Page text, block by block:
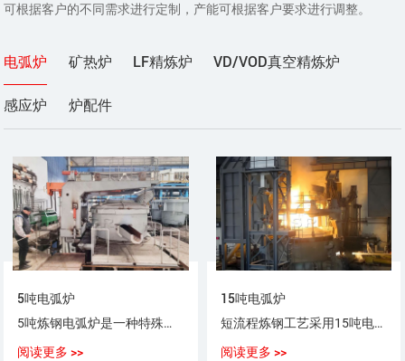
可根据客户的不同需求进行定制，产能可根据客户要求进行调整。
电弧炉 矿热炉 LF精炼炉 VD/VOD真空精炼炉
感应炉 炉配件
5吨电弧炉
5吨炼钢电弧炉是一种特殊用途以电弧为热源，以废钢（铁）为原料，生产普通钢、优质碳素钢、合金钢、不锈钢的设备。
阅读更多 >>
15吨电弧炉
短流程炼钢工艺采用15吨电弧炉，采用100%废钢或废钢+铁水（生铁），或废钢+海绵铁（DRI）作为炼钢原料。
阅读更多 >>